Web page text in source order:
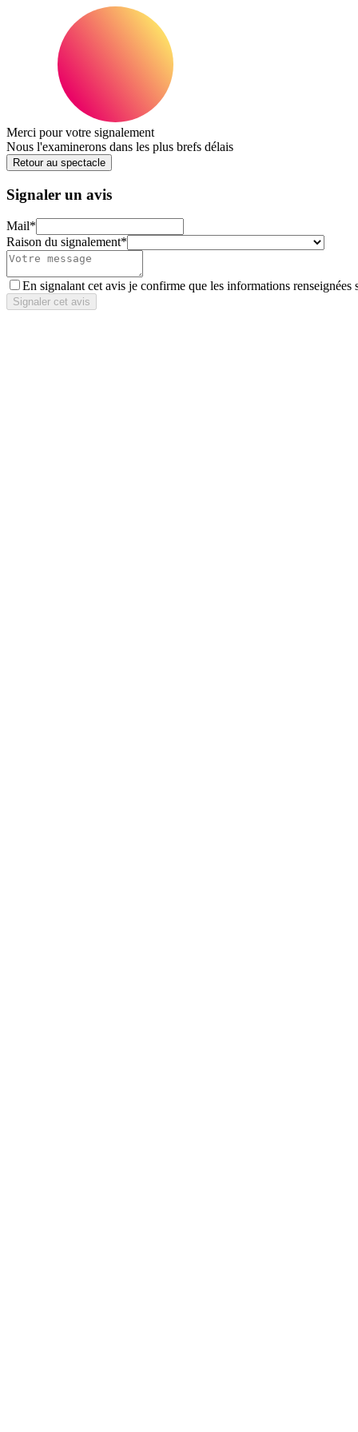
Merci pour votre signalement
Nous l'examinerons dans les plus brefs délais
Retour au spectacle
Signaler un avis
Mail*
Raison du signalement*
En signalant cet avis je confirme que les informations renseignées
Signaler cet avis